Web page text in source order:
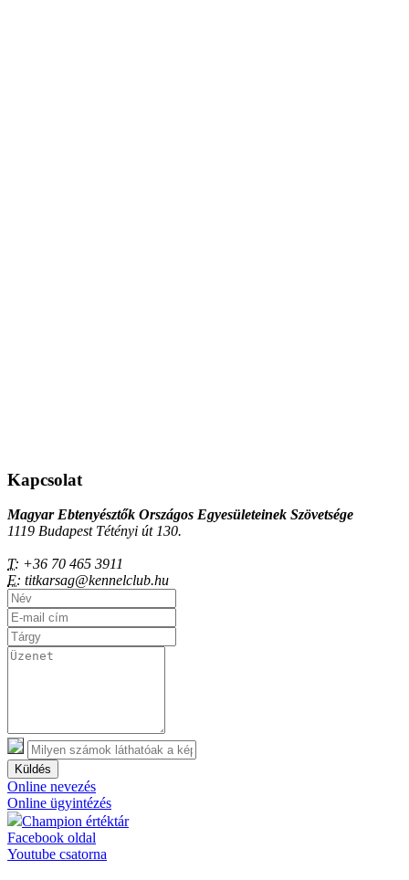
Kapcsolat
Magyar Ebtenyésztők Országos Egyesületeinek Szövetsége
1119 Budapest Tétényi út 130.
T: +36 70 465 3911
E: titkarsag@kennelclub.hu
Küldés
Online nevezés
Online ügyintézés
Champion értéktár
Facebook oldal
Youtube csatorna